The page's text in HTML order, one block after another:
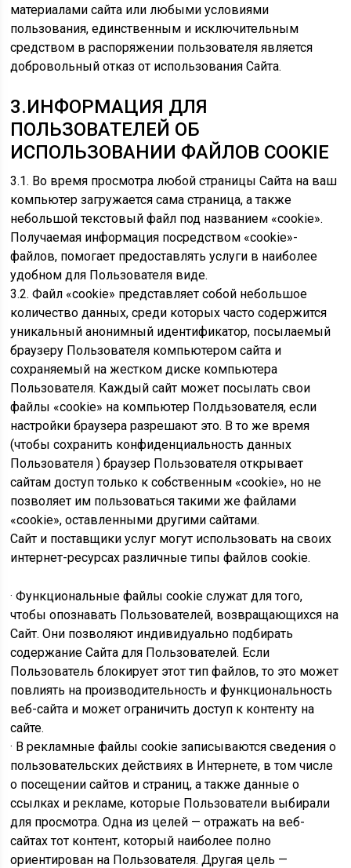
материалами сайта или любыми условиями
пользования, единственным и исключительным
средством в распоряжении пользователя является
добровольный отказ от использования Сайта.
3.ИНФОРМАЦИЯ ДЛЯ
ПОЛЬЗОВАТЕЛЕЙ ОБ
ИСПОЛЬЗОВАНИИ ФАЙЛОВ COOKIE
3.1. Во время просмотра любой страницы Сайта на ваш
компьютер загружается сама страница, а также
небольшой текстовый файл под названием «cookie».
Получаемая информация посредством «cookie»-
файлов, помогает предоставлять услуги в наиболее
удобном для Пользователя виде.
3.2. Файл «cookie» представляет собой небольшое
количество данных, среди которых часто содержится
уникальный анонимный идентификатор, посылаемый
браузеру Пользователя компьютером сайта и
сохраняемый на жестком диске компьютера
Пользователя. Каждый сайт может посылать свои
файлы «cookie» на компьютер Полдьзователя, если
настройки браузера разрешают это. В то же время
(чтобы сохранить конфиденциальность данных
Пользователя ) браузер Пользователя открывает
сайтам доступ только к собственным «cookie», но не
позволяет им пользоваться такими же файлами
«cookie», оставленными другими сайтами.
Сайт и поставщики услуг могут использовать на своих
интернет-ресурсах различные типы файлов cookie.
· Функциональные файлы cookie служат для того,
чтобы опознавать Пользователей, возвращающихся на
Сайт. Они позволяют индивидуально подбирать
содержание Сайта для Пользователей. Если
Пользователь блокирует этот тип файлов, то это может
повлиять на производительность и функциональность
веб-сайта и может ограничить доступ к контенту на
сайте.
· В рекламные файлы cookie записываются сведения о
пользовательских действиях в Интернете, в том числе
о посещении сайтов и страниц, а также данные о
ссылках и рекламе, которые Пользователи выбирали
для просмотра. Одна из целей — отражать на веб-
сайтах тот контент, который наиболее полно
ориентирован на Пользователя. Другая цель —